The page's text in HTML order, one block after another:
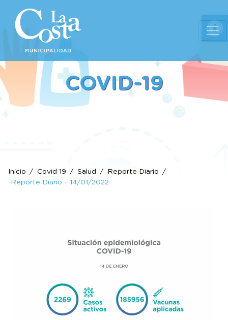
COVID-19
Inicio Covid 19 Salud
Reporte Diario
Reporte Diario – 14/01/2022